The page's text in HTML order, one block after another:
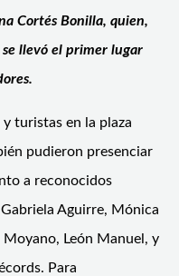
Cortés Bonilla, quien,
llevó el primer lugar
turistas en la plaza
pudieron presenciar
a reconocidos
Aguirre, Mónica
León Manuel, y
Para